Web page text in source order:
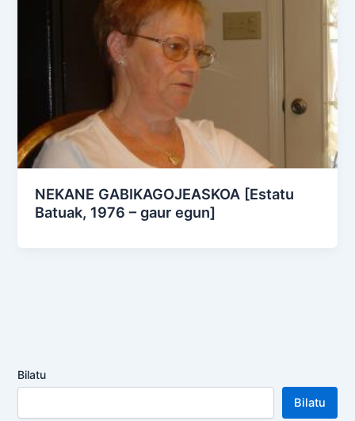
NEKANE GABIKAGOJEASKOA [Estatu
Batuak, 1976 – gaur egun]
Bilatu
Bilatu